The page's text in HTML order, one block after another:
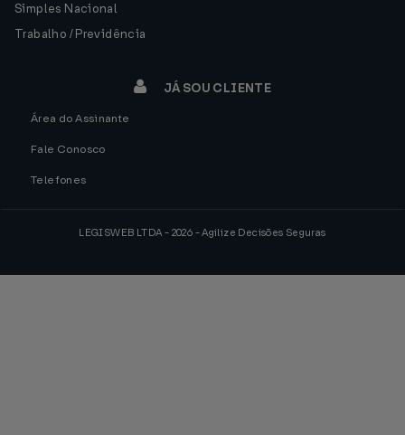
Simples Nacional
Trabalho / Previdência
JÁ SOU CLIENTE
Área do Assinante
Fale Conosco
Telefones
LEGISWEB LTDA - 2026 - Agilize Decisões Seguras